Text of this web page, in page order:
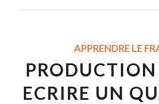
APPRENDRE LE
ECRIRE UN